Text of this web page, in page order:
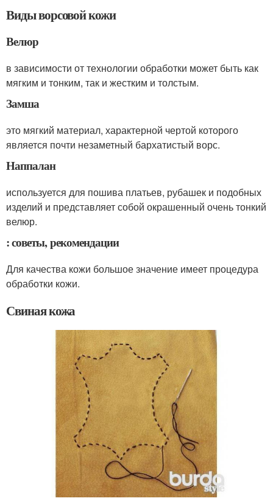
Виды ворсовой кожи
Велюр
в зависимости от технологии обработки может быть как
мягким и тонким, так и жестким и толстым.
Замша
это мягкий материал, характерной чертой которого
является почти незаметный бархатистый ворс.
Наппалан
используется для пошива платьев, рубашек и подобных
изделий и представляет собой окрашенный очень тонкий
велюр.
: советы, рекомендации
Для качества кожи большое значение имеет процедура
обработки кожи.
Свиная кожа